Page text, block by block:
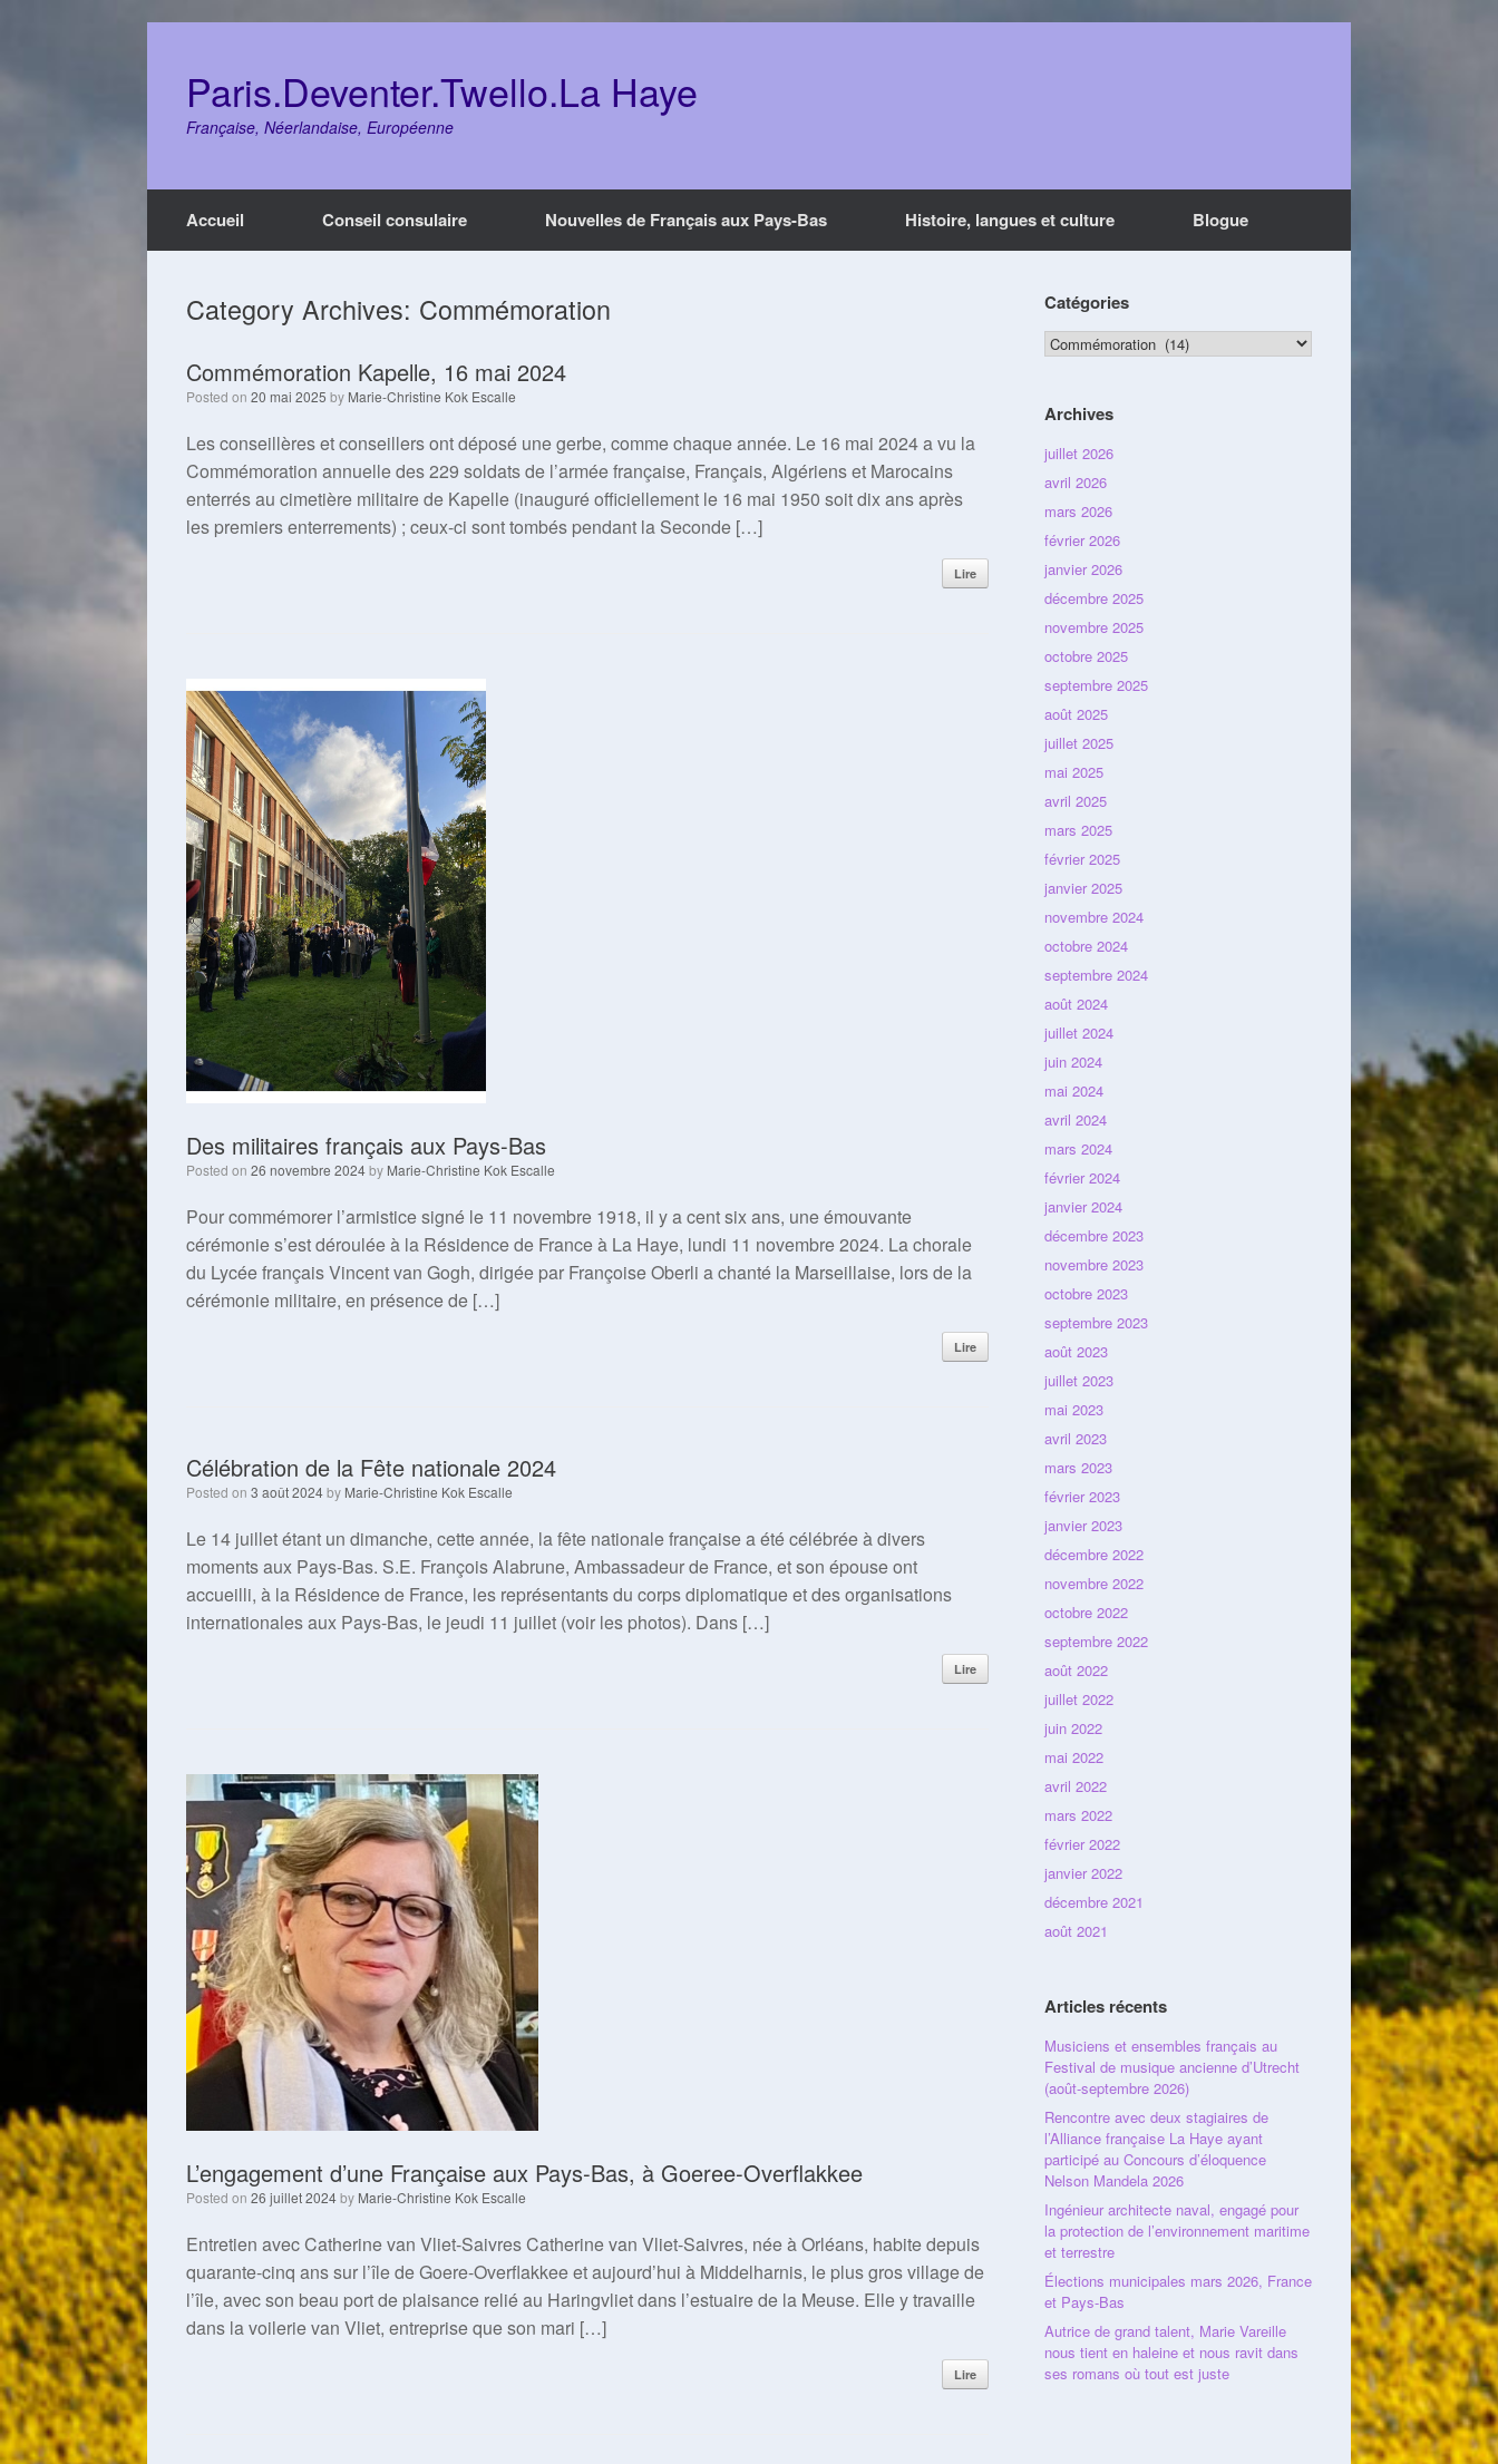
contentParis.Deventer.Twello.La Haye
Française, Néerlandaise, Européenne
Accueil Conseil consulaire Nouvelles de Français aux Pays-Bas Histoire, langues et culture Blogue
Category Archives: Commémoration
Commémoration Kapelle, 16 mai 2024
Posted on 20 mai 2025 by Marie-Christine Kok Escalle
Les conseillères et conseillers ont déposé une gerbe, comme chaque année. Le 16 mai 2024 a vu la
Commémoration annuelle des 229 soldats de l’armée française, Français, Algériens et Marocains
enterrés au cimetière militaire de Kapelle (inauguré officiellement le 16 mai 1950 soit dix ans après
les premiers enterrements) ; ceux-ci sont tombés pendant la Seconde […]
Lire
Des militaires français aux Pays-Bas
Posted on 26 novembre 2024by Marie-Christine Kok Escalle
Pour commémorer l’armistice signé le 11 novembre 1918, il y a cent six ans, une émouvante
cérémonie s’est déroulée à la Résidence de France à La Haye, lundi 11 novembre 2024. La chorale
du Lycée français Vincent van Gogh, dirigée par Françoise Oberli a chanté la Marseillaise, lors de la
cérémonie militaire, en présence de […]
Lire
Célébration de la Fête nationale 2024
Posted on 3 août 2024by Marie-Christine Kok Escalle
Le 14 juillet étant un dimanche, cette année, la fête nationale française a été célébrée à divers
moments aux Pays-Bas. S.E. François Alabrune, Ambassadeur de France, et son épouse ont
accueilli, à la Résidence de France, les représentants du corps diplomatique et des organisations
internationales aux Pays-Bas, le jeudi 11 juillet (voir les photos). Dans […]
Lire
L’engagement d’une Française aux Pays-Bas, à Goeree-Overflakkee
Posted on 26 juillet 2024by Marie-Christine Kok Escalle
Entretien avec Catherine van Vliet-Saivres Catherine van Vliet-Saivres, née à Orléans, habite depuis
quarante-cinq ans sur l’île de Goere-Overflakkee et aujourd’hui à Middelharnis, le plus gros village de
l’île, avec son beau port de plaisance relié au Haringvliet dans l’estuaire de la Meuse. Elle y travaille
dans la voilerie van Vliet, entreprise que son mari […]
Lire
Catégories
Catégories
Archives
juillet 2026
avril 2026
mars 2026
février 2026
janvier 2026
décembre 2025
novembre 2025
octobre 2025
septembre 2025
août 2025
juillet 2025
mai 2025
avril 2025
mars 2025
février 2025
janvier 2025
novembre 2024
octobre 2024
septembre 2024
août 2024
juillet 2024
juin 2024
mai 2024
avril 2024
mars 2024
février 2024
janvier 2024
décembre 2023
novembre 2023
octobre 2023
septembre 2023
août 2023
juillet 2023
mai 2023
avril 2023
mars 2023
février 2023
janvier 2023
décembre 2022
novembre 2022
octobre 2022
septembre 2022
août 2022
juillet 2022
juin 2022
mai 2022
avril 2022
mars 2022
février 2022
janvier 2022
décembre 2021
août 2021
Articles récents
Musiciens et ensembles français au
Festival de musique ancienne d’Utrecht
(août-septembre 2026)
Rencontre avec deux stagiaires de
l’Alliance française La Haye ayant
participé au Concours d’éloquence
Nelson Mandela 2026
Ingénieur architecte naval, engagé pour
la protection de l’environnement maritime
et terrestre
Élections municipales mars 2026, France
et Pays-Bas
Autrice de grand talent, Marie Vareille
nous tient en haleine et nous ravit dans
ses romans où tout est juste